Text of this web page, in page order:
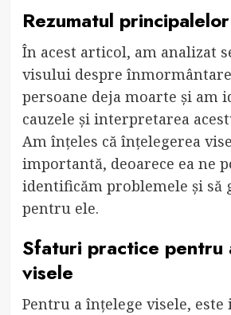
Rezumatul
În acest articol, am analizat
visului despre
persoane deja moarte și am
cauzele și interpretarea
Am înțeles că înțelegerea
importantă, deoarece ea ne
identificăm problemele și să
pentru ele.
Sfaturi practice pentru
visele
Pentru a înțelege visele,